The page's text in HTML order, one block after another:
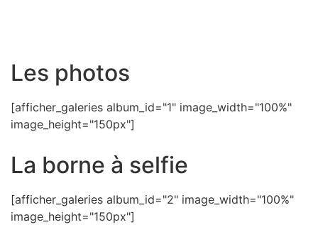
Les photos
[afficher_galeries album_id="1" image_width="100%"
image_height="150px"]
La borne à selfie
[afficher_galeries album_id="2" image_width="100%"
image_height="150px"]